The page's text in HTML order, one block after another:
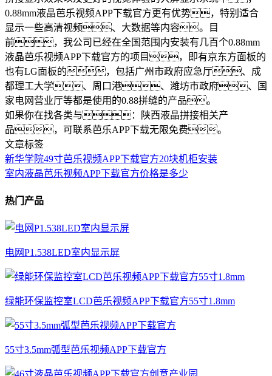
0.88mm液晶芭乐视频APP下载官方更有优势，特别适合
显示一些高清视频、大数据等内容。目
前，我公司已经在全国范围内安装有几百个0.88mm
液晶芭乐视频APP下载官方的项目，即有京东方面板的
也有LG面板的，包括广州市政府应急厅、成
都理工大学、周口港、潍坊市政府、国
家电网营业厅等都是使用的0.88拼缝的产品。
如果你在找各类与：陕西液晶拼接相关产
品，可联系芭乐APP下载无限免费。
文章标签
新华学院49寸芭乐视频APP下载官方20块机柜安装
室内液晶芭乐视频APP下载官方价格是多少
热门产品
电网P1.538LED室内显示屏
绿能环保监控室LCD芭乐视频APP下载官方55寸1.8mm
55寸3.5mm弧型芭乐视频APP下载官方